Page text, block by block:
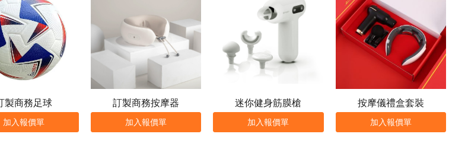
製商務足球
加入報價單
訂製商務按摩器
加入報價單
迷你健身筋膜槍
加入報價單
按摩儀禮盒套裝
加入報價單